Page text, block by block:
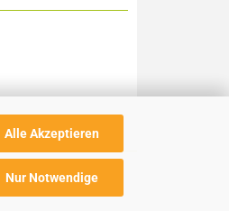
Alle Akzeptieren
Nur Notwendige